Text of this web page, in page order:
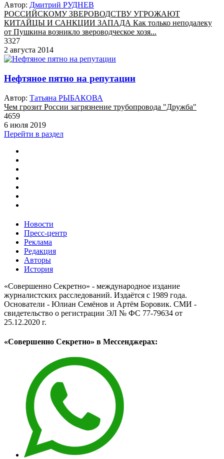
Автор: Дмитрий РУДНЕВ
РОССИЙСКОМУ ЗВЕРОВОДСТВУ УГРОЖАЮТ
КИТАЙЦЫ И САНКЦИИ ЗАПАДА Как только неподалеку
от Пушкина возникло звероводческое хозя...
3327
2 августа 2014
Нефтяное пятно на репутации
Автор: Татьяна РЫБАКОВА
Чем грозит России загрязнение трубопровода "Дружба"
4659
6 июля 2019
Перейти в раздел
Новости
Пресс-центр
Реклама
Редакция
Авторы
История
«Совершенно Секретно» - международное издание
журналистских расследований. Издаётся с 1989 года.
Основатели - Юлиан Семёнов и Артём Боровик. CМИ -
свидетельство о регистрации ЭЛ № ФС 77-79634 от
25.12.2020 г.
«Совершенно Секретно» в Мессенджерах: